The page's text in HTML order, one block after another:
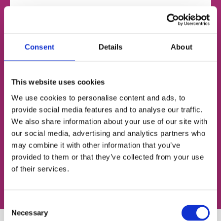
Consent Details About
This website uses cookies
We use cookies to personalise content and ads, to
provide social media features and to analyse our traffic.
We also share information about your use of our site with
our social media, advertising and analytics partners who
may combine it with other information that you’ve
provided to them or that they’ve collected from your use
of their services.
Selection
Necessary
Згоден із політикою конфіденційності
Записатися на урок